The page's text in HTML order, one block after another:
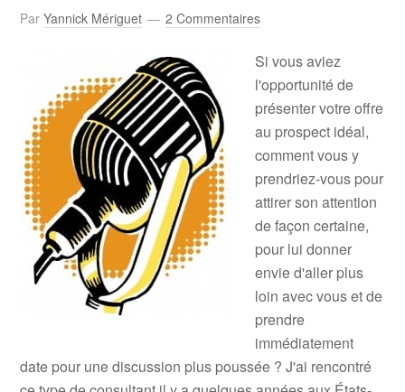
ParYannick Mériguet 2 Commentaires
Si vous aviez
l'opportunité de
présenter votre offre
au prospect idéal,
comment vous y
prendriez-vous pour
attirer son attention
de façon certaine,
pour lui donner
envie d'aller plus
loin avec vous et de
prendre
immédiatement
date pour une discussion plus poussée ? J'ai rencontré